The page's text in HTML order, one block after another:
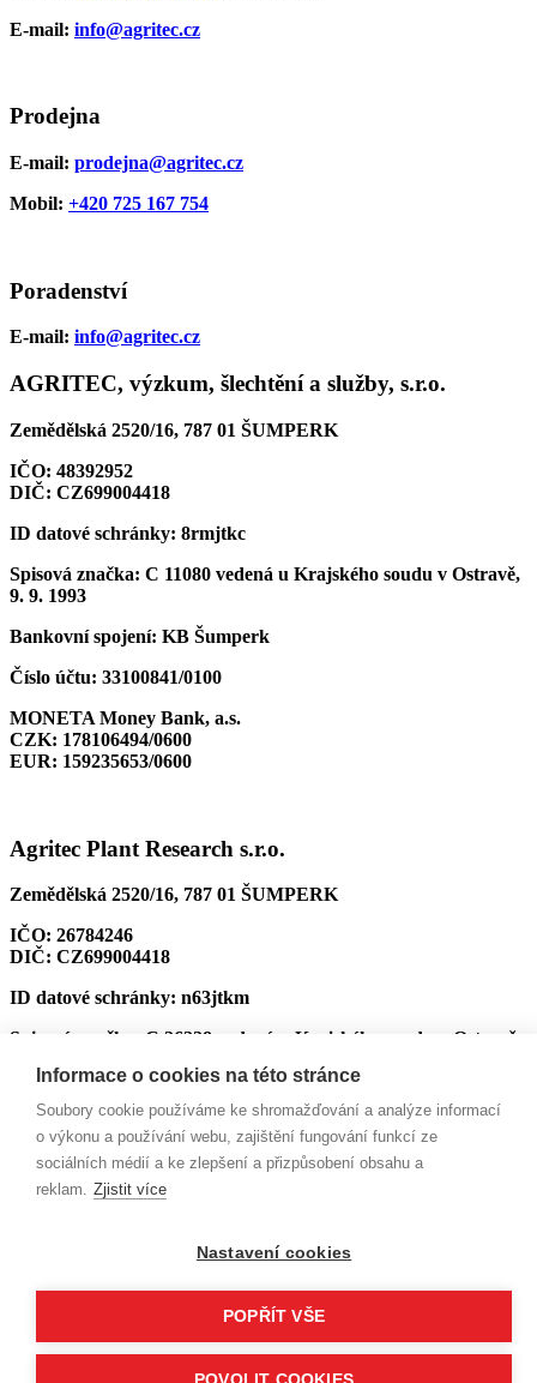
E-mail: info@agritec.cz
Prodejna
E-mail: prodejna@agritec.cz
Mobil: +420 725 167 754
Poradenství
E-mail: info@agritec.cz
AGRITEC, výzkum, šlechtění a služby, s.r.o.
Zemědělská 2520/16, 787 01 ŠUMPERK
IČO: 48392952
DIČ: CZ699004418
ID datové schránky: 8rmjtkc
Spisová značka: C 11080 vedená u Krajského soudu v Ostravě,
9. 9. 1993
Bankovní spojení: KB Šumperk
Číslo účtu: 33100841/0100
MONETA Money Bank, a.s.
CZK: 178106494/0600
EUR: 159235653/0600
Agritec Plant Research s.r.o.
Zemědělská 2520/16, 787 01 ŠUMPERK
IČO: 26784246
DIČ: CZ699004418
ID datové schránky: n63jtkm
Spisová značka:
C 26228 vedená u Krajského soudu v Ostravě,
Bankovní spojení:
MONETA Money Bank, a.s.
CZK:161507929/0600
EUR:223301265/0600
2014–2026 © AGRITEC, výzkum, šlechtění a služby, s.r.o.
zpracování osobních údajů – Agritec Plant Research s.r.o.
Informace o cookies na této stránce
Soubory cookie používáme ke shromažďování a analýze informací
o výkonu a používání webu, zajištění fungování funkcí ze
sociálních médií a ke zlepšení a přizpůsobení obsahu a
reklam. Zjistit více
Nastavení cookies
POPŘÍT VŠE